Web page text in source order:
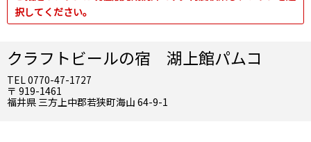
択してください。
クラフトビールの宿 湖上館パムコ
TEL 0770-47-1727
〒 919-1461
福井県 三方上中郡若狭町海山 64-9-1